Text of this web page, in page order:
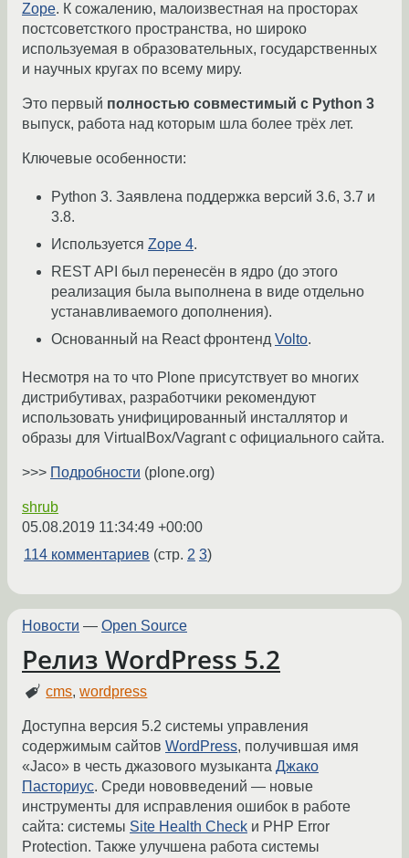
Zope. К сожалению, малоизвестная на просторах
постсоветсткого пространства, но широко
используемая в образовательных, государственных
и научных кругах по всему миру.
Это первый полностью совместимый с Python 3
выпуск, работа над которым шла более трёх лет.
Ключевые особенности:
Python 3. Заявлена поддержка версий 3.6, 3.7 и
3.8.
Используется Zope 4.
REST API был перенесён в ядро (до этого
реализация была выполнена в виде отдельно
устанавливаемого дополнения).
Основанный на React фронтенд Volto.
Несмотря на то что Plone присутствует во многих
дистрибутивах, разработчики рекомендуют
использовать унифицированный инсталлятор и
образы для VirtualBox/Vagrant с официального сайта.
>>> Подробности (plone.org)
shrub
05.08.2019 11:34:49 +00:00
114 комментариев (стр. 2 3)
Новости — Open Source
Релиз WordPress 5.2
cms,wordpress
Доступна версия 5.2 системы управления
содержимым сайтов WordPress, получившая имя
«Jaco» в честь джазового музыканта Джако
Пасториус. Среди нововведений — новые
инструменты для исправления ошибок в работе
сайта: системы Site Health Check и PHP Error
Protection. Также улучшена работа системы